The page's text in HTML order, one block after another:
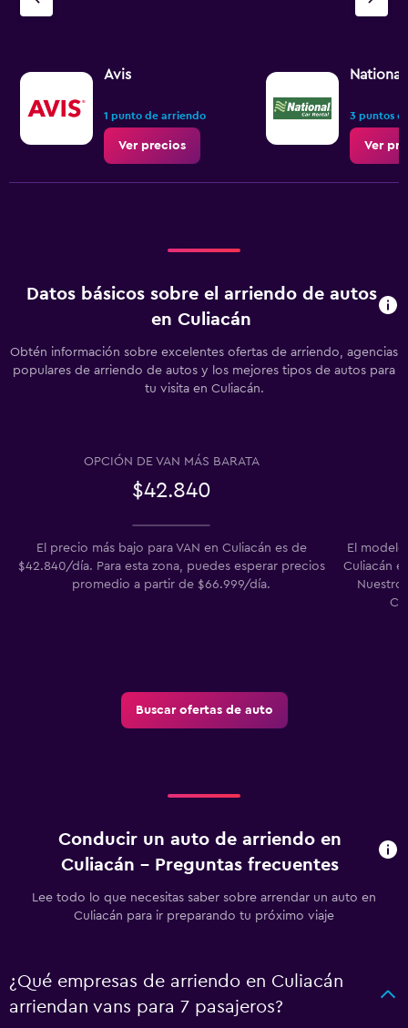
Avis
1 punto de arriendo
Ver precios
National
3 puntos
Ver
Datos básicos sobre el arriendo de autos
en Culiacán
Obtén información sobre excelentes ofertas de arriendo, agencias
populares de arriendo de autos y los mejores tipos de autos para
tu visita en Culiacán.
OPCIÓN DE VAN MÁS BARATA
$42.840
El precio más bajo para VAN en Culiacán es de
$42.840/día. Para esta zona, puedes esperar precios
promedio a partir de $66.999/día.
El
Culiacán
Buscar ofertas de auto
Conducir un auto de arriendo en
Culiacán - Preguntas frecuentes
Lee todo lo que necesitas saber sobre arrendar un auto en
Culiacán para ir preparando tu próximo viaje
¿Qué empresas de arriendo en Culiacán
arriendan vans para 7 pasajeros?